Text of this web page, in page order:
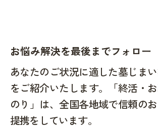
お悩み解決を最後までフォロー
あなたのご状況に適した墓じま
をご紹介いたします。「終活・
のり」は、全国各地域で信頼の
提携をしています。